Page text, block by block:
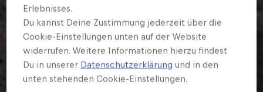
Erlebnisses.
Du kannst Deine Zustimmung jederzeit über die
Cookie-Einstellungen unten auf der Website
widerrufen. Weitere Informationen hierzu findest
Du in unserer Datenschutzerklärung und in den
unten stehenden Cookie-Einstellungen.